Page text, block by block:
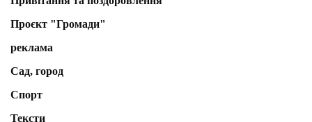
Проєкт "Громади"
реклама
Сад, город
Спорт
Тексти